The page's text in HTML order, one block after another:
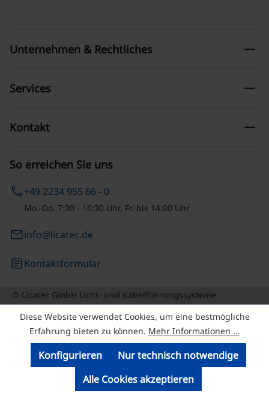
So erreichen Sie uns
phone+49 2234 955 66 - 0
Mo.-Do. 7:30 - 16:30 Uhr, Fr. bis 14:00 Uhr
emailinfo@licatec.de
articleKontaktformular
Unternehmen & Rechtliches remove
Services remove
Kontakt remove
© Licatec GmbH Licht- und Kabelführungssysteme
Diese Website verwendet Cookies, um eine bestmögliche
Erfahrung bieten zu können. Mehr Informationen ...
Nur technisch notwendige
Konfigurieren
Alle Cookies akzeptieren